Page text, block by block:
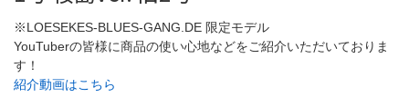
※LOESEKES-BLUES-GANG.DE 限定モデル
YouTuberの皆様に商品の使い心地などをご紹介いただいておりま
す！
紹介動画はこちら